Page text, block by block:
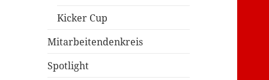
Kicker Cup
Mitarbeitendenkreis
Spotlight